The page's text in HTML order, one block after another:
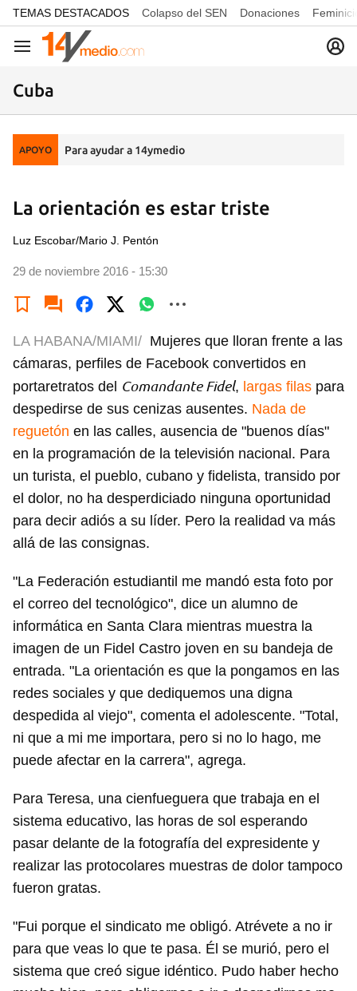
common.go-to-content
TEMAS DESTACADOS Colapso del SEN Donaciones
Navegación
Cuba
APOYO Para ayudar a 14ymedio
La orientación es estar triste
Luz Escobar/Mario J. Pentón
29 de noviembre 2016 - 15:30
LA HABANA/MIAMI/ Mujeres que lloran frente a las
cámaras, perfiles de Facebook convertidos en
portaretratos del Comandante Fidel, largas filas para
despedirse de sus cenizas ausentes. Nada de
reguetón en las calles, ausencia de "buenos días"
en la programación de la televisión nacional. Para
un turista, el pueblo, cubano y fidelista, transido por
el dolor, no ha desperdiciado ninguna oportunidad
para decir adiós a su líder. Pero la realidad va más
allá de las consignas.
"La Federación estudiantil me mandó esta foto por
el correo del tecnológico", dice un alumno de
informática en Santa Clara mientras muestra la
imagen de un Fidel Castro joven en su bandeja de
entrada. "La orientación es que la pongamos en las
redes sociales y que dediquemos una digna
despedida al viejo", comenta el adolescente. "Total,
ni que a mi me importara, pero si no lo hago, me
puede afectar en la carrera", agrega.
Para Teresa, una cienfueguera que trabaja en el
sistema educativo, las horas de sol esperando
pasar delante de la fotografía del expresidente y
realizar las protocolares muestras de dolor tampoco
fueron gratas.
"Fui porque el sindicato me obligó. Atrévete a no ir
para que veas lo que te pasa. Él se murió, pero el
sistema que creó sigue idéntico. Pudo haber hecho